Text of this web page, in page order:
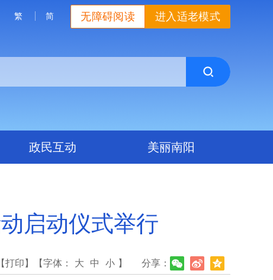
进入适老模式
无障碍阅读
繁 简
政民互动 美丽南阳
启动仪式举行
分享：
【打印】 【字体： 大 中 小 】